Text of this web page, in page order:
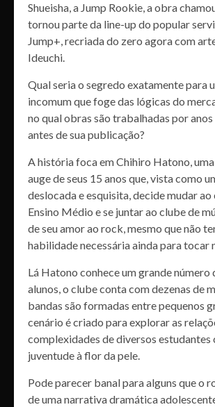
Shueisha, a Jump Rookie, a obra
tornou parte da line-up do popular
Jump+, recriada do zero agora com
Ideuchi.
Qual seria o segredo exatamente para
incomum que foge das lógicas do
no qual obras são trabalhadas por
antes de sua publicação?
A história foca em Chihiro Hatono,
auge de seus 15 anos que, vista como
deslocada e esquisita, decide mudar ao
Ensino Médio e se juntar ao clube de
de seu amor ao rock, mesmo que não
habilidade necessária ainda para tocar
Lá Hatono conhece um grande número
alunos, o clube conta com dezenas de
bandas são formadas entre pequenos
cenário é criado para explorar as
complexidades de diversos estudantes
juventude à flor da pele.
Pode parecer banal para alguns que o
de uma narrativa dramática